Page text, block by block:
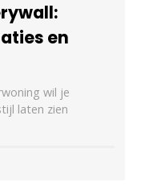
en
wil je
laten zien